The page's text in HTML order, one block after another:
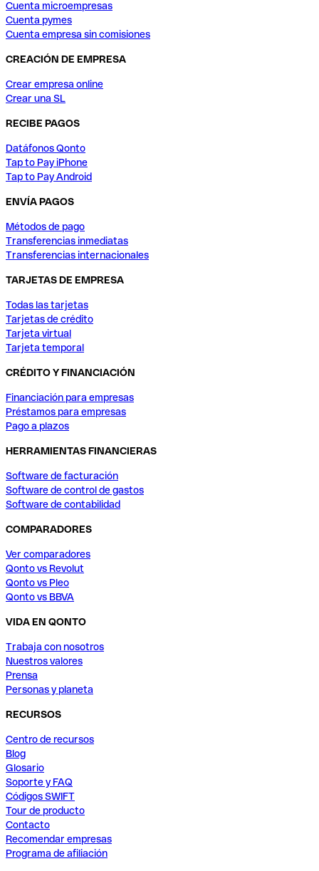
Cuenta microempresas
Cuenta pymes
Cuenta empresa sin comisiones
CREACIÓN DE EMPRESA
Crear empresa online
Crear una SL
RECIBE PAGOS
Datáfonos Qonto
Tap to Pay iPhone
Tap to Pay Android
ENVÍA PAGOS
Métodos de pago
Transferencias inmediatas
Transferencias internacionales
TARJETAS DE EMPRESA
Todas las tarjetas
Tarjetas de crédito
Tarjeta virtual
Tarjeta temporal
CRÉDITO Y FINANCIACIÓN
Financiación para empresas
Préstamos para empresas
Pago a plazos
HERRAMIENTAS FINANCIERAS
Software de facturación
Software de control de gastos
Software de contabilidad
COMPARADORES
Ver comparadores
Qonto vs Revolut
Qonto vs Pleo
Qonto vs BBVA
VIDA EN QONTO
Trabaja con nosotros
Nuestros valores
Prensa
Personas y planeta
RECURSOS
Centro de recursos
Blog
Glosario
Soporte y FAQ
Códigos SWIFT
Tour de producto
Contacto
Recomendar empresas
Programa de afiliación